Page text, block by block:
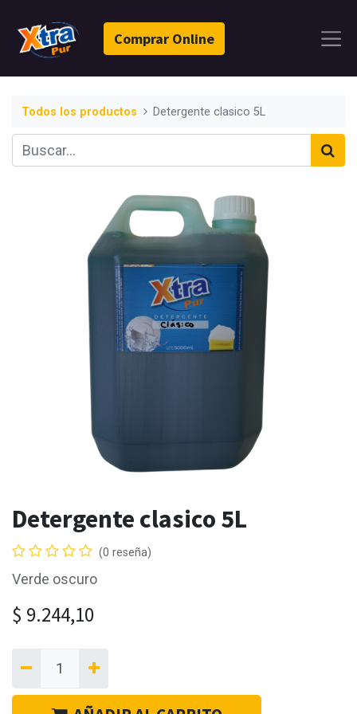
Comprar Online
Todos los productos Detergente clasico 5L
Detergente clasico 5L
(0 reseña)
Verde oscuro
$ 9.244,10